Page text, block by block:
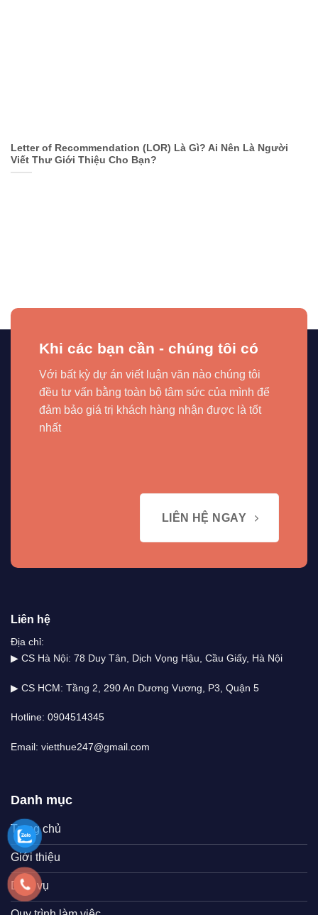
Letter of Recommendation (LOR) Là Gì? Ai Nên Là Người
Viết Thư Giới Thiệu Cho Bạn?
Khi các bạn cần - chúng tôi có
Với bất kỳ dự án viết luận văn nào chúng tôi
đều tư vấn bằng toàn bộ tâm sức của mình để
đảm bảo giá trị khách hàng nhận được là tốt
nhất
LIÊN HỆ NGAY
Liên hệ
Địa chỉ:
▶ CS Hà Nội: 78 Duy Tân, Dịch Vọng Hậu, Cầu Giấy, Hà Nội
▶ CS HCM: Tầng 2, 290 An Dương Vương, P3, Quận 5
Hotline: 0904514345
Email: vietthue247@gmail.com
Danh mục
Trang chủ
Giới thiệu
Dịch vụ